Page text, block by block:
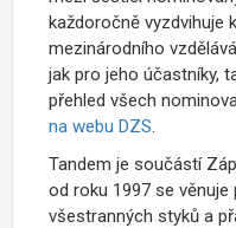
každoročně vyzdvihuje
mezinárodního
jak pro jeho účastníky,
přehled všech
na webu DZS.
Tandem je součástí
od roku 1997 se
všestranných styků a